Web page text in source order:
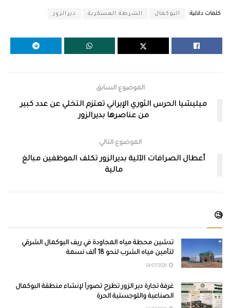
كلمات دلالية: البوكمال الشرطة العسكرية ديرالزور
الموضوع السابق
ميليشيا الحرس الثوري الإيراني تعتزم التخلي عن عدد كبير
من عناصرها بديرالزور
الموضوع التالي
أعطال الصرافات الآلية بديرالزور تكلف الموظفين مبالغ
مالية
🧐
تدشين محطة مياه المجاودة في ريف البوكمال الشرقي
لتأمين مياه الشرب لنحو 18 ألف نسمة
غرفة تجارة دير الزور تطرح تصوراً لإنشاء منطقة البوكمال
الصناعية واللوجستية الحرة